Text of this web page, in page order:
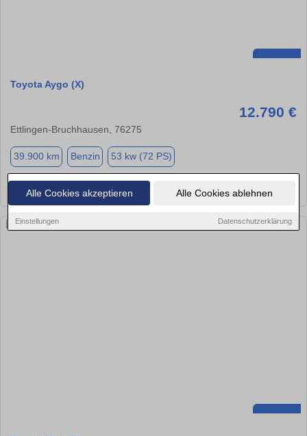
Alle Cookies akzeptieren Alle Cookies ablehnen
Einstellungen Datenschutzerklärung
Toyota Aygo (X)
12.790 €
Ettlingen-Bruchhausen, 76275
39.900 km Benzin 53 kw (72 PS)